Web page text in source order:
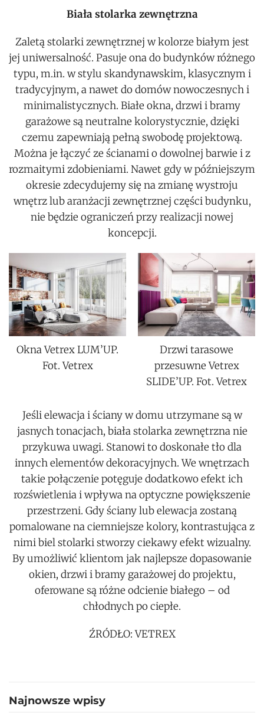
Biała stolarka zewnętrzna
Zaletą stolarki zewnętrznej w kolorze białym jest
jej uniwersalność. Pasuje ona do budynków różnego
typu, m.in. w stylu skandynawskim, klasycznym i
tradycyjnym, a nawet do domów nowoczesnych i
minimalistycznych. Białe okna, drzwi i bramy
garażowe są neutralne kolorystycznie, dzięki
czemu zapewniają pełną swobodę projektową.
Można je łączyć ze ścianami o dowolnej barwie i z
rozmaitymi zdobieniami. Nawet gdy w późniejszym
okresie zdecydujemy się na zmianę wystroju
wnętrz lub aranżacji zewnętrznej części budynku,
nie będzie ograniczeń przy realizacji nowej
koncepcji.
Okna Vetrex LUM’UP.
Fot. Vetrex
Drzwi tarasowe
przesuwne Vetrex
SLIDE’UP. Fot. Vetrex
Jeśli elewacja i ściany w domu utrzymane są w
jasnych tonacjach, biała stolarka zewnętrzna nie
przykuwa uwagi. Stanowi to doskonałe tło dla
innych elementów dekoracyjnych. We wnętrzach
takie połączenie potęguje dodatkowo efekt ich
rozświetlenia i wpływa na optyczne powiększenie
przestrzeni. Gdy ściany lub elewacja zostaną
pomalowane na ciemniejsze kolory, kontrastująca z
nimi biel stolarki stworzy ciekawy efekt wizualny.
By umożliwić klientom jak najlepsze dopasowanie
okien, drzwi i bramy garażowej do projektu,
oferowane są różne odcienie białego – od
chłodnych po ciepłe.
ŹRÓDŁO: VETREX
Najnowsze wpisy